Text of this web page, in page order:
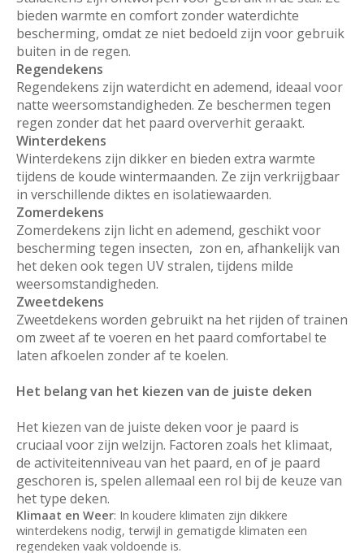
bieden warmte en comfort zonder waterdichte
bescherming, omdat ze niet bedoeld zijn voor gebruik
buiten in de regen.
Regendekens
Regendekens zijn waterdicht en ademend, ideaal voor
natte weersomstandigheden. Ze beschermen tegen
regen zonder dat het paard oververhit geraakt.
Winterdekens
Winterdekens zijn dikker en bieden extra warmte
tijdens de koude wintermaanden. Ze zijn verkrijgbaar
in verschillende diktes en isolatiewaarden.
Zomerdekens
Zomerdekens zijn licht en ademend, geschikt voor
bescherming tegen insecten, zon en, afhankelijk van
het deken ook tegen UV stralen, tijdens milde
weersomstandigheden.
Zweetdekens
Zweetdekens worden gebruikt na het rijden of trainen
om zweet af te voeren en het paard comfortabel te
laten afkoelen zonder af te koelen.
Het belang van het kiezen van de juiste deken
Het kiezen van de juiste deken voor je paard is
cruciaal voor zijn welzijn. Factoren zoals het klimaat,
de activiteitenniveau van het paard, en of je paard
geschoren is, spelen allemaal een rol bij de keuze van
het type deken.
Klimaat en Weer: In koudere klimaten zijn dikkere
winterdekens nodig, terwijl in gematigde klimaten een
regendeken vaak voldoende is.